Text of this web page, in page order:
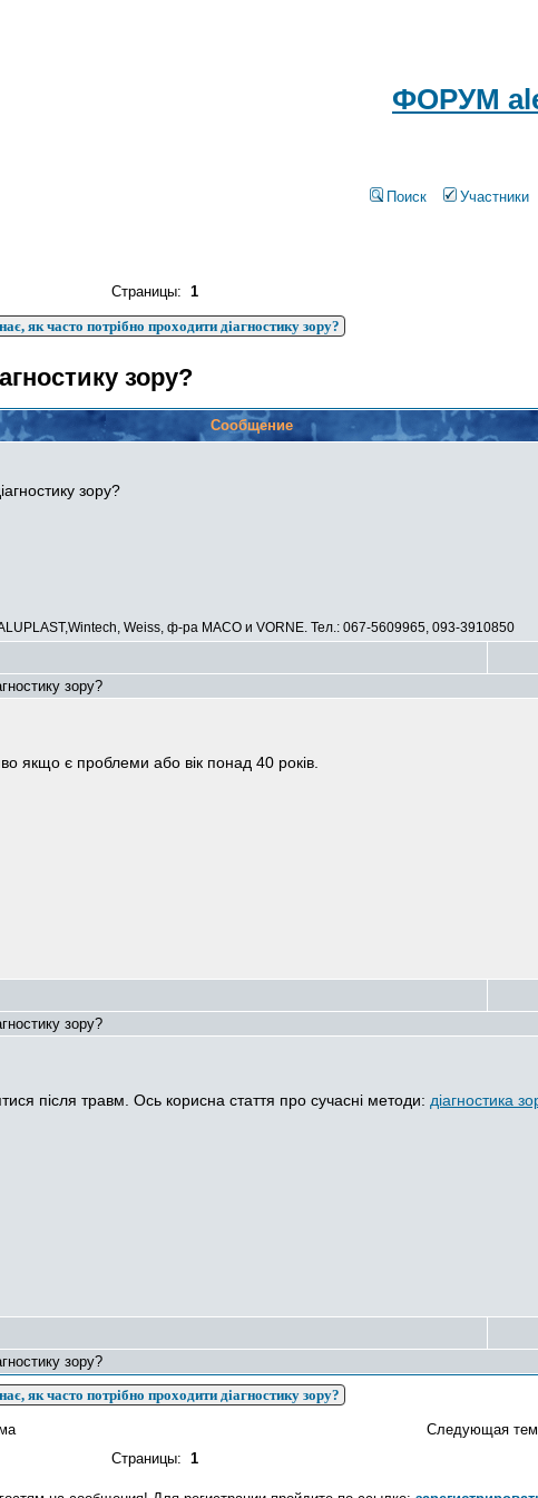
ФОРУМ
Поиск Участники
Страницы: 1
як часто потрібно проходити діагностику зору?
зору?
Сообщение
зору?
Weiss, ф-ра МАСО и VORNE. Тел.: 067-5609965, 093-3910850
зору?
якщо є проблеми або вік понад 40 років.
зору?
після травм. Ось корисна стаття про сучасні методи: діагностика
зору?
як часто потрібно проходити діагностику зору?
Следующая
Страницы: 1